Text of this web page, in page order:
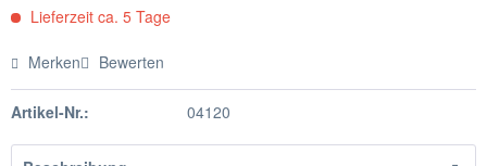
Lieferzeit ca. 5 Tage
Merken Bewerten
Artikel-Nr.: 04120